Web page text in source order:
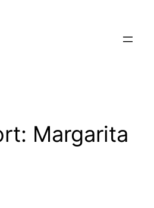
Margarita